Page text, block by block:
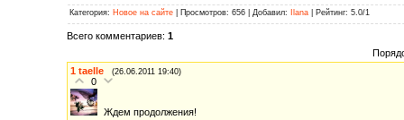
Категория: Новое на сайте Просмотров: 656 | Добавил: Ilana Рейтинг: 5.0/1
Всего комментариев: 1
1 taelle (26.06.2011 19:40)
0
Ждем продолжения!